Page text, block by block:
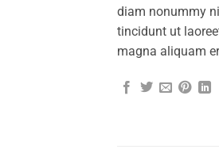
diam nonummy
tincidunt ut
magna aliquam